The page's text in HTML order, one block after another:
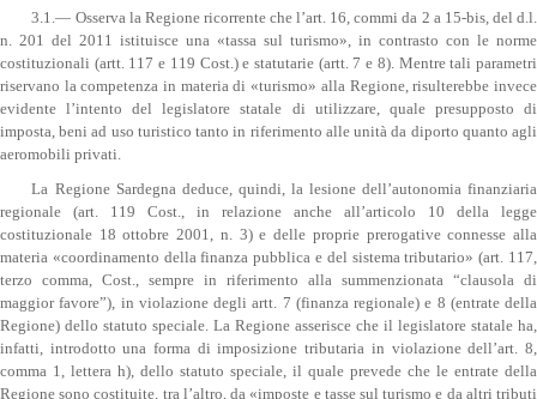
3.1.— Osserva la Regione ricorrente che l’art. 16, commi da 2 a 15-bis, del d.l.
n. 201 del 2011 istituisce una «tassa sul turismo», in contrasto con le norme
costituzionali (artt. 117 e 119 Cost.) e statutarie (artt. 7 e 8). Mentre tali parametri
riservano la competenza in materia di «turismo» alla Regione, risulterebbe invece
evidente l’intento del legislatore statale di utilizzare, quale presupposto di
imposta, beni ad uso turistico tanto in riferimento alle unità da diporto quanto agli
aeromobili privati.
La Regione Sardegna deduce, quindi, la lesione dell’autonomia finanziaria
regionale (art. 119 Cost., in relazione anche all’articolo 10 della legge
costituzionale 18 ottobre 2001, n. 3) e delle proprie prerogative connesse alla
materia «coordinamento della finanza pubblica e del sistema tributario» (art. 117,
terzo comma, Cost., sempre in riferimento alla summenzionata “clausola di
maggior favore”), in violazione degli artt. 7 (finanza regionale) e 8 (entrate della
Regione) dello statuto speciale. La Regione asserisce che il legislatore statale ha,
infatti, introdotto una forma di imposizione tributaria in violazione dell’art. 8,
comma 1, lettera h), dello statuto speciale, il quale prevede che le entrate della
Regione sono costituite, tra l’altro, da «imposte e tasse sul turismo e da altri tributi